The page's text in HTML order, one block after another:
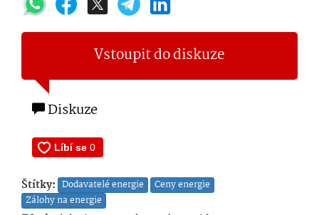
Vstoupit do diskuze
Diskuze
Štítky: Dodavatelé energie
Ceny energie
Zálohy na energie